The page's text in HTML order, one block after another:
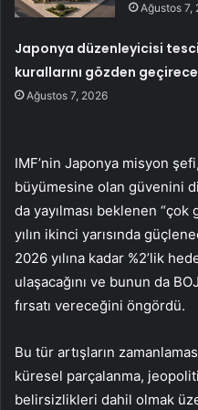
Ağustos 7,
Japonya düzenleyicisi
kurallarını gözden
Ağustos 7, 2026
IMF’nin Japonya misyon
büyümesine olan güvenini
da yayılması beklenen
yılın ikinci yarısında
2026 yılına kadar %2’lik
ulaşacağını ve bunun da
fırsatı vereceğini öngördü.
Bu tür artışların
küresel parçalanma,
belirsizlikleri dahil olmak